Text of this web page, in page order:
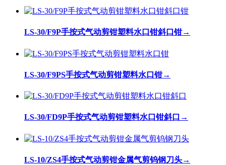
LS-30/F9P手按式气动剪钳塑料水口钳斜口钳→
LS-30/F9PS手按式气动剪钳塑料水口钳→
LS-30/FD9P手按式气动剪钳塑料水口钳斜口 →
LS-10/ZS4手按式气动剪钳金属气剪钨钢刀头→